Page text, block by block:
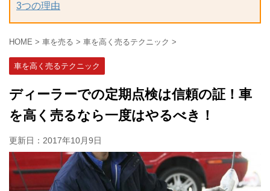
3つの理由
HOME > 車を売る > 車を高く売るテクニック >
車を高く売るテクニック
ディーラーでの定期点検は信頼の証！車
を高く売るなら一度はやるべき！
更新日： 2017年10月9日